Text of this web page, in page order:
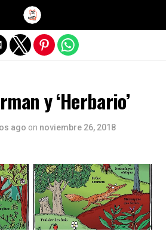
y ‘Herbario’
ago on noviembre 26, 2018
de la versión móvil